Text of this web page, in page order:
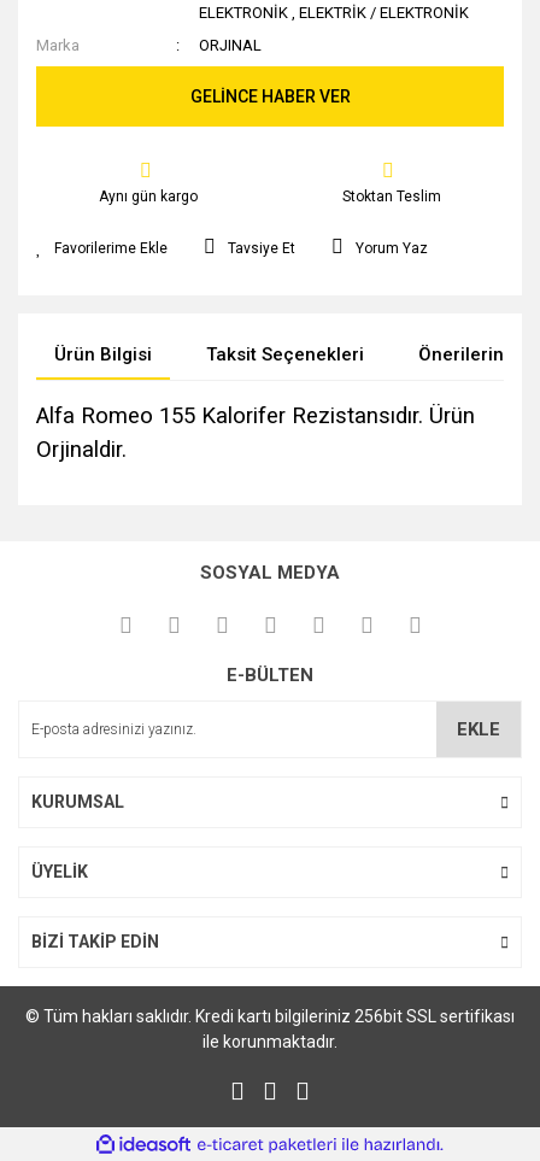
ELEKTRONİK ,ELEKTRİK / ELEKTRONİK
Marka
ORJINAL
GELİNCE HABER VER
Aynı gün kargo Stoktan Teslim
Tavsiye Et Yorum Yaz
Ürün Bilgisi Taksit Seçenekleri Önerileriniz
Alfa Romeo 155 Kalorifer Rezistansıdır. Ürün
Orjinaldir.
kullanarak tarafımıza iletebilirsiniz.
Görüş ve önerileriniz için teşekkür ederiz.
Ürün açıklamasında eksik bilgiler bulunuyor.
SOSYAL MEDYA
E-BÜLTEN
EKLE
KURUMSAL
ÜYELİK
BİZİ TAKİP EDİN
© Tüm hakları saklıdır. Kredi kartı bilgileriniz 256bit SSL sertifikası
ile korunmaktadır.
ideasoft
e-